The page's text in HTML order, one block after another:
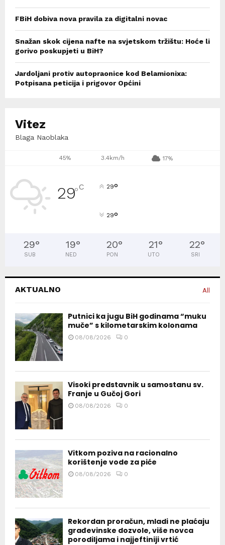
FBiH dobiva nova pravila za digitalni novac
Snažan skok cijena nafte na svjetskom tržištu: Hoće li
gorivo poskupjeti u BiH?
Jardoljani protiv autopraonice kod Belamionixa:
Potpisana peticija i prigovor Općini
Vitez
Blaga Naoblaka
45% 3.4km/h 17%
29°C 29°
29°
29°
SUB
19°
NED
20°
PON
21°
UTO
22°
SRI
AKTUALNO All
Putnici ka jugu BiH godinama “muku
muče” s kilometarskim kolonama
08/08/2026 0
Visoki predstavnik u samostanu sv.
Franje u Gučoj Gori
08/08/2026 0
Vitkom poziva na racionalno
korištenje vode za piće
08/08/2026 0
Rekordan proračun, mladi ne plaćaju
građevinske dozvole, više novca
porodiljama i najjeftiniji vrtić